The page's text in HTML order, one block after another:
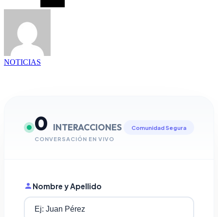
NOTICIAS
0 INTERACCIONES
CONVERSACIÓN EN VIVO
Comunidad Segura
Nombre y Apellido